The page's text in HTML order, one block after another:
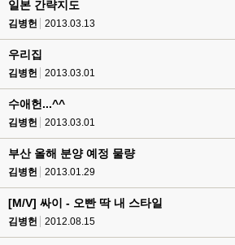
일본 간략지도
김병헌 2013.03.13
우리집
김병헌 2013.03.01
수애헌...^^
김병헌 2013.03.01
부산 올해 분양 예정 물량
김병헌 2013.01.29
[M/V] 싸이 - 오빤 딱 내 스타일
김병헌 2012.08.15